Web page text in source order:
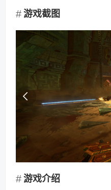
游戏截图
游戏介绍